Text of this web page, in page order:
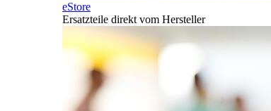
eStore
Ersatzteile direkt vom Hersteller